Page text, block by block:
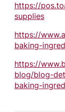
https://
supplies
https://
baking-
https://
blog/blog-
baking-